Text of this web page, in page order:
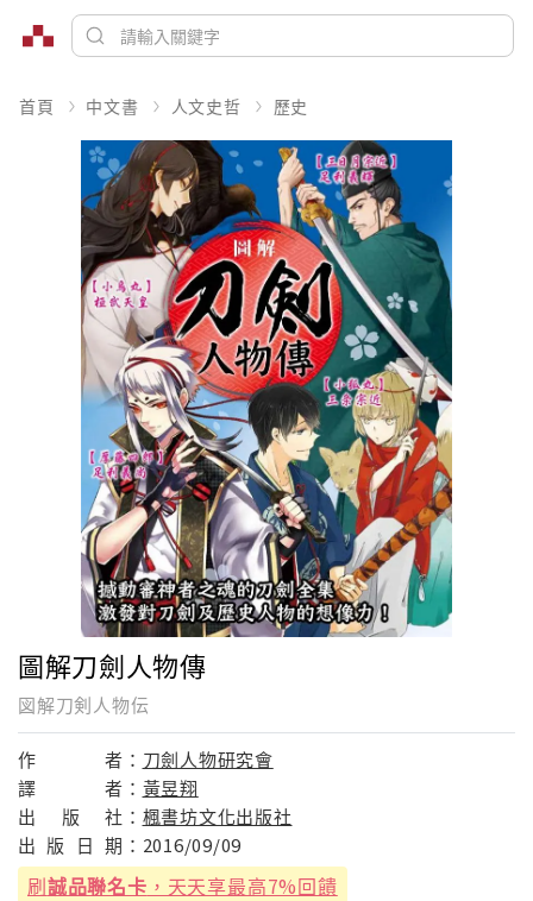
首頁 中文書 人文史哲 歷史
圖解刀劍人物傳
図解刀剣人物伝
作 者： 刀劍人物研究會
譯
者： 黃昱翔
出
版 社： 楓書坊文化出版社
出 版 日 期： 2016/09/09
刷誠品聯名卡 ，天天享最高7%回饋